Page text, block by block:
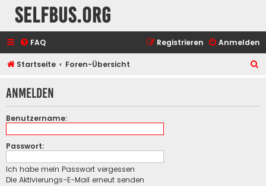
selfbus.org
FAQ Anmelden
Registrieren
Startseite Foren-Übersicht
h
Anmelden
Benutzername:
Passwort:
Ich habe mein Passwort vergessen
Die Aktivierungs-E-Mail erneut senden